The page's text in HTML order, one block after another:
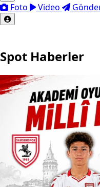
Foto Video
Spot Haberler